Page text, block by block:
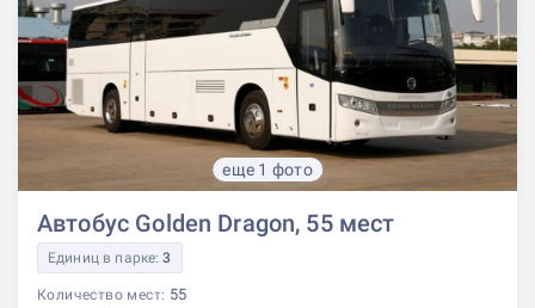
еще 1 фото
Автобус Golden Dragon, 55 мест
Единиц в парке:3
Количество мест: 55